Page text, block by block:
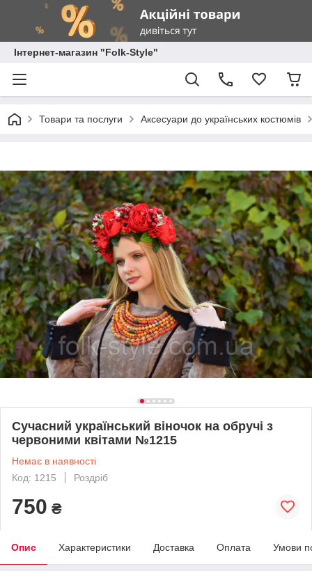
Інтернет-магазин "Folk-Style"
Товари та послуги Аксесуари до українських костюмів
Сучасний український віночок на обручі з
червоними квітами №1215
Немає в наявності
Код: 1215
Роздріб
750 ₴
Опис Характеристики Доставка Оплата Умови